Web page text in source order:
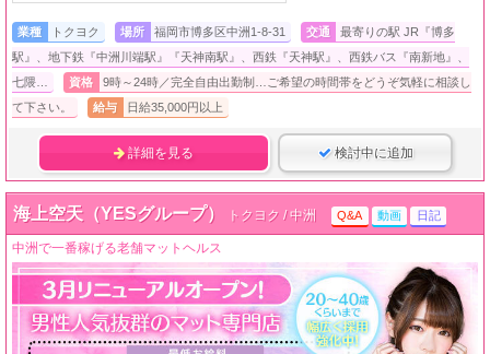
業種 トクヨク 場所 福岡市博多区中洲1-8-31 交通
最寄りの駅 JR『博多
駅』、地下鉄『中洲川端駅』『天神南駅』、西鉄『天神駅』、西鉄バス『南新地』、
七隈…
資格
9時～24時／完全自由出勤制…ご希望の時間帯をどうぞ気軽に相談し
て下さい。
給与 日給35,000円以上
詳細を見る 検討中に追加
海上空天（YESグループ） トクヨク / 中洲 Q&A 動画 日記
中洲で一番稼げる老舗マットヘルス